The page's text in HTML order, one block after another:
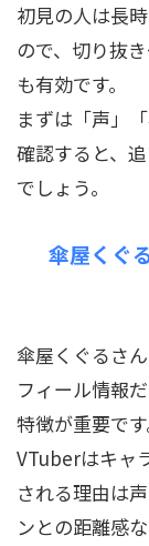
初見の人は長
ので、切り抜
も有効です。
まずは「声」
確認すると、
でしょう。
傘屋くぐ
傘屋くぐるさ
フィール情報
特徴が重要です
VTuberはキャ
される理由は
ンとの距離感